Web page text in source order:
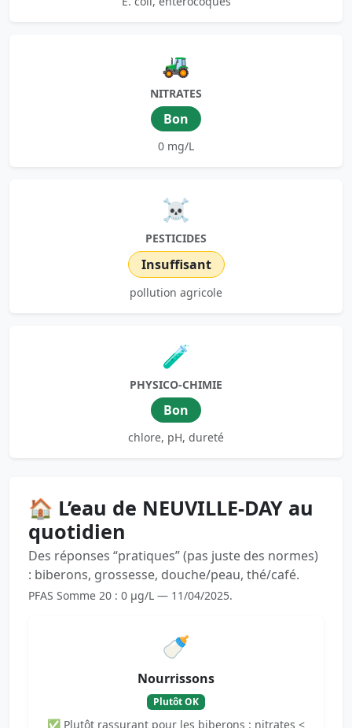
🚜
NITRATES
Bon
0 mg/L
☠️
PESTICIDES
Insuffisant
pollution agricole
🧪
PHYSICO-CHIMIE
Bon
chlore, pH, dureté
🏠 L’eau de NEUVILLE-DAY au
quotidien
Des réponses “pratiques” (pas juste des normes)
: biberons, grossesse, douche/peau, thé/café.
PFAS Somme 20 : 0 µg/L — 11/04/2025.
🍼
Nourrissons
Plutôt OK
✅ Plutôt rassurant pour les biberons : nitrates <